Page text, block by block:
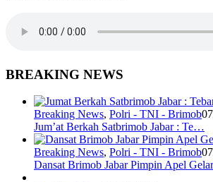
BREAKING NEWS
Breaking News, Polri - TNI - Brimob
Jum’at Berkah Satbrimob Jabar : Te…
Breaking News, Polri - TNI - Brimob
Dansat Brimob Jabar Pimpin Apel